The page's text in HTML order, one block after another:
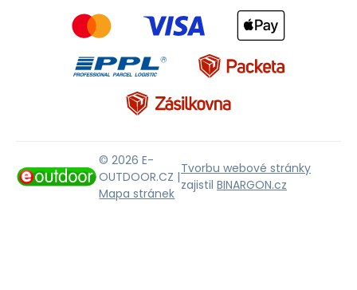
© 2026 E-
OUTDOOR.CZ |
Mapa stránek
Tvorbu webové stránky
zajistil BINARGON.cz